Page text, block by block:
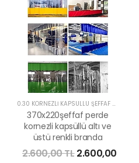
0.30 KORNEZLİ KAPSÜLLÜ ŞEFFAF PERDE
370x220şeffaf perde
kornezli kapsüllü altı ve
üstü renkli branda
2.600,00 TL2.600,00